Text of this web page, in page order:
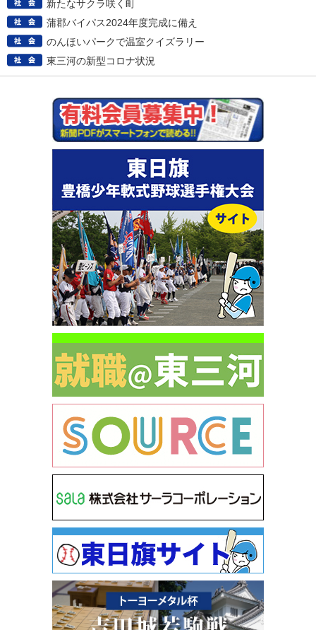
新たなサクラ咲く町
蒲郡バイパス2024年度完成に備え
のんほいパークで温室クイズラリー
東三河の新型コロナ状況